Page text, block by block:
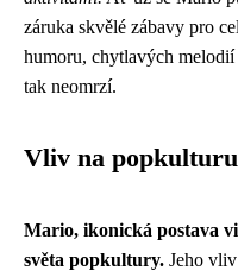
záruka skvělé zábavy pro
humoru, chytlavých melodií
tak neomrzí.
Vliv na popkulturu
Mario, ikonická postava
světa popkultury. Jeho